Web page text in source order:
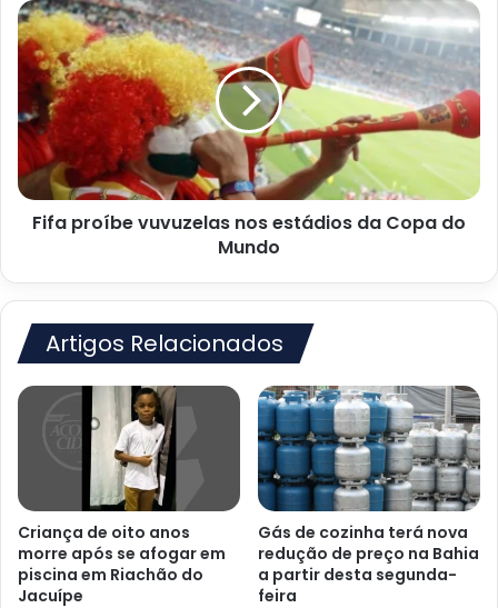
geração
de
empregos
Fifa
proíbe
vuvuzelas
nos
estádios
da
Copa
do
Mundo
Fifa proíbe vuvuzelas nos estádios da Copa do
Mundo
Artigos Relacionados
Criança de oito anos
morre após se afogar em
piscina em Riachão do
Jacuípe
Gás de cozinha terá nova
redução de preço na Bahia
a partir desta segunda-
feira